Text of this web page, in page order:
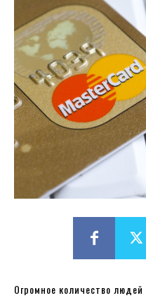
Огромное количество